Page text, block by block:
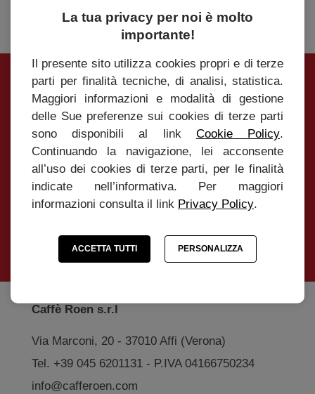
Iscrivimi alla Newsletter
Iscriviti alla Newsletter per essere sempre
aggiornato su tutte le novità e le promozioni
INVIA
Caffè Roen s.r.l
Via Marconi, 20 - 37010 Affi (Verona)
Tel. +39 045 6201131 - P.IVA 04166750234
info@cafferoen.com
La tua privacy per noi è molto
importante!
Il presente sito utilizza cookies propri e di terze
parti per finalità tecniche, di analisi, statistica.
Maggiori informazioni e modalità di gestione
delle Sue preferenze sui cookies di terze parti
sono disponibili al link Cookie Policy.
Continuando la navigazione, lei acconsente
all’uso dei cookies di terze parti, per le finalità
indicate nell’informativa. Per maggiori
informazioni consulta il link Privacy Policy.
ACCETTA TUTTI PERSONALIZZA